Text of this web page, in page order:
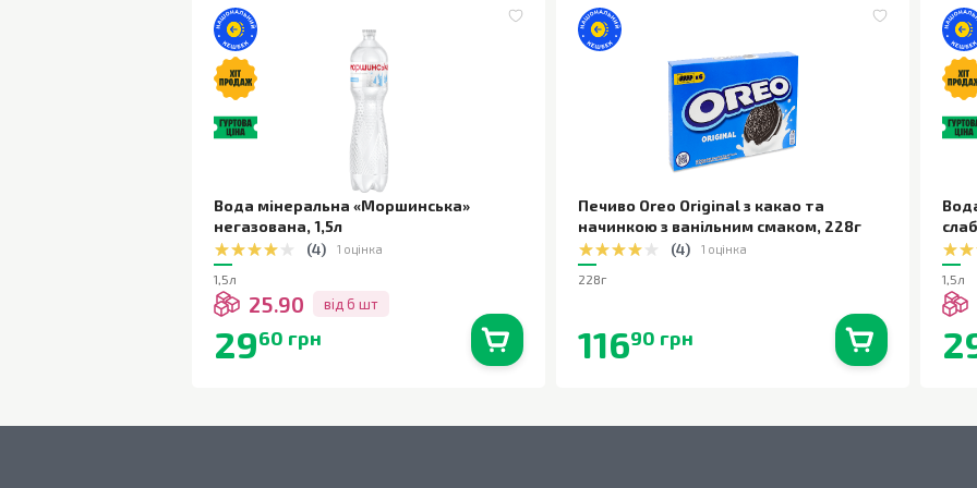
Вода мінеральна «Моршинська»
негазована, 1,5л
(4) 1 оцінка
1,5л
25.90 від 6 шт
2960 грн
Печиво Oreo Original з какао та
начинкою з ванільним смаком, 228г
(4) 1 оцінка
228г
11690 грн
1,5л